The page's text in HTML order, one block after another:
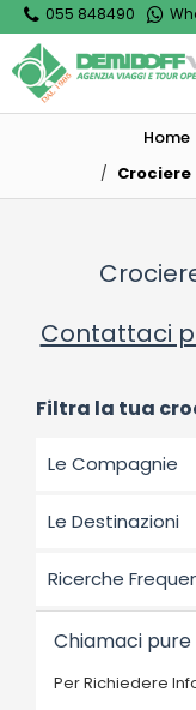
055 848490
Home
Crociere
Contattaci
Filtra la tua
Le Compagnie
Le Destinazioni
Ricerche
Chiamaci pure
Per Richiedere